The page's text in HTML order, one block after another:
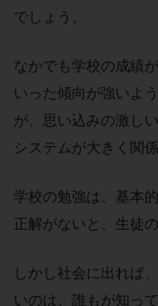
でしょう。
なかでも学校の成績
いった傾向が強いよ
が、思い込みの激し
システムが大きく関
学校の勉強は、基本
正解がないと、生徒
しかし社会に出れば
いのは、誰もが知っ